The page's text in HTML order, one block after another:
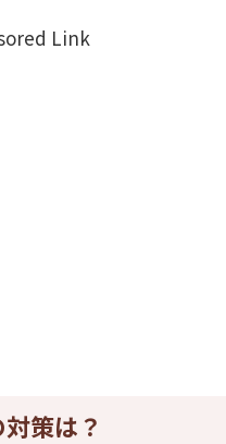
Link
策は？